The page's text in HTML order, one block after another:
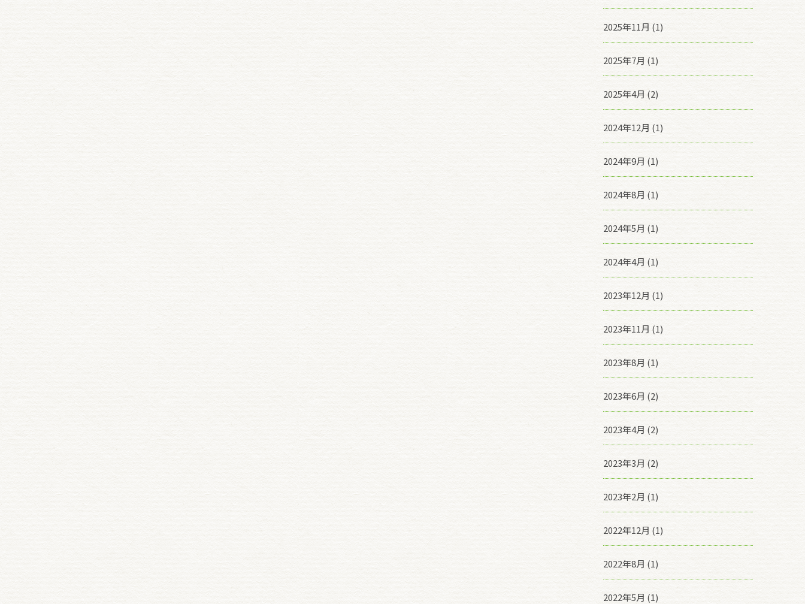
2025年11月 (1)
2025年7月 (1)
2025年4月 (2)
2024年12月 (1)
2024年9月 (1)
2024年8月 (1)
2024年5月 (1)
2024年4月 (1)
2023年12月 (1)
2023年11月 (1)
2023年8月 (1)
2023年6月 (2)
2023年4月 (2)
2023年3月 (2)
2023年2月 (1)
2022年12月 (1)
2022年8月 (1)
2022年5月 (1)